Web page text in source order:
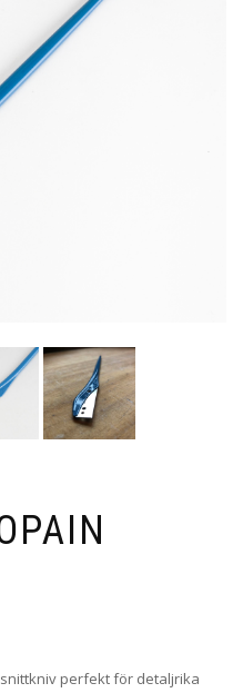
perfekt för detaljrika